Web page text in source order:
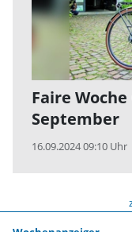
Faire
September
16.09.2024 09:10 Uhr